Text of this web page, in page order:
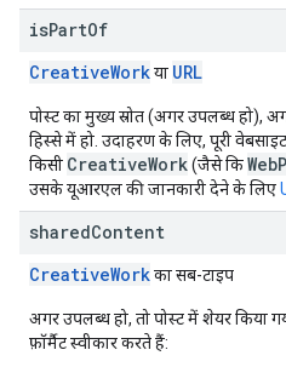
isPartOf
CreativeWorkया URL
पोस्ट का मुख्य स्रोत (अगर उपलब्ध हो),
हिस्से में हो. उदाहरण के लिए, पूरी
किसी CreativeWork(जैसे कि
उसके यूआरएल की जानकारी देने के लिए
sharedContent
CreativeWorkका सब-टाइप
अगर उपलब्ध हो, तो पोस्ट में शेयर किया
फ़ॉर्मैट स्वीकार करते हैं: